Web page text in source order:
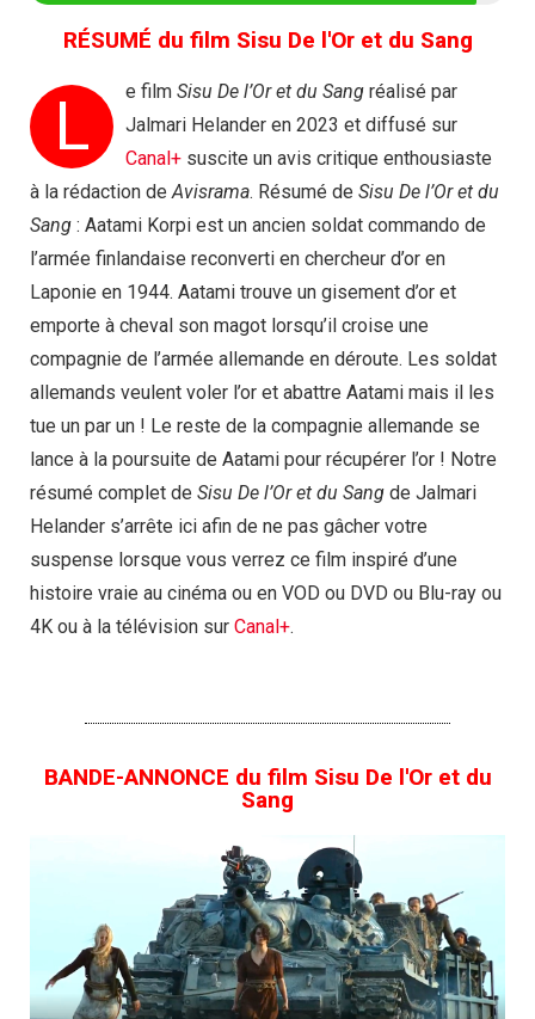
RÉSUMÉ du film Sisu De l'Or et du Sang
L e film Sisu De l’Or et du Sang réalisé par
Jalmari Helander en 2023 et diffusé sur
Canal+ suscite un avis critique enthousiaste
à la rédaction deAvisrama. Résumé de Sisu De l’Or et du
Sang : Aatami Korpi est un ancien soldat commando de
l’armée finlandaise reconverti en chercheur d’or en
Laponie en 1944. Aatami trouve un gisement d’or et
emporte à cheval son magot lorsqu’il croise une
compagnie de l’armée allemande en déroute. Les soldat
allemands veulent voler l’or et abattre Aatami mais il les
tue un par un ! Le reste de la compagnie allemande se
lance à la poursuite de Aatami pour récupérer l’or ! Notre
résumé complet de Sisu De l’Or et du Sang de Jalmari
Helander s’arrête ici afin de ne pas gâcher votre
suspense lorsque vous verrez ce film inspiré d’une
histoire vraie au cinéma ou en VOD ou DVD ou Blu-ray ou
4K ou à la télévision sur Canal+.
BANDE-ANNONCE du film Sisu De l'Or et du
Sang